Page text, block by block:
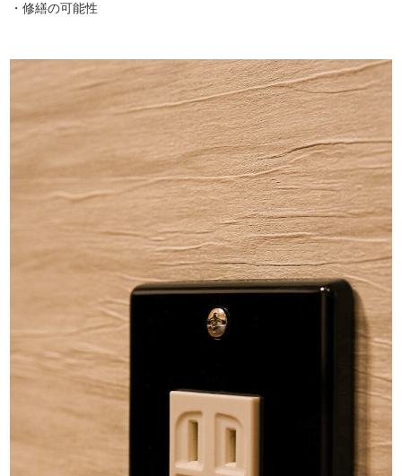
・修繕の可能性